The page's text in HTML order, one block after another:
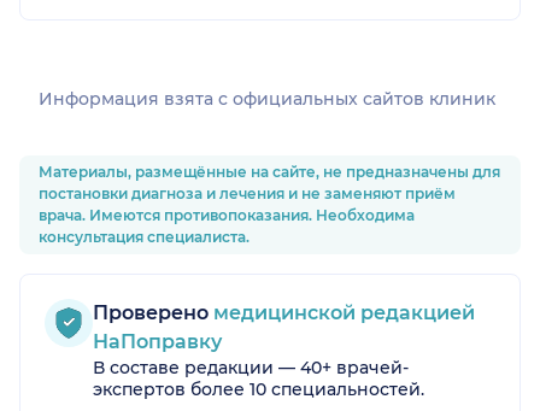
Информация взята c официальных сайтов клиник
Материалы, размещённые на сайте, не предназначены для
постановки диагноза и лечения и не заменяют приём
врача. Имеются противопоказания. Необходима
консультация специалиста.
Проверено медицинской редакцией
НаПоправку
В составе редакции — 40+ врачей-
экспертов более 10 специальностей.